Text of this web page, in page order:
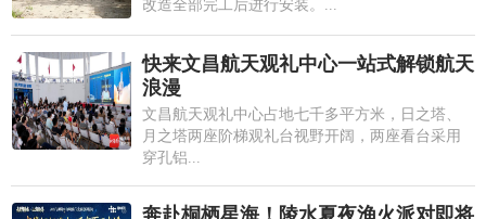
改造全部完工后进行安装。...
快来文昌航天观礼中心一站式解锁航天
浪漫
文昌航天观礼中心占地七千多平方米，日之塔、
月之塔两座阶梯观礼台视野开阔，两座看台采用
穿孔铝...